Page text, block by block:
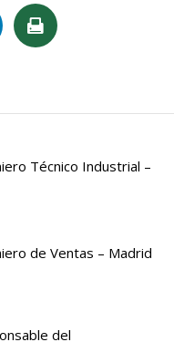
Técnico Industrial –
de Ventas – Madrid
del